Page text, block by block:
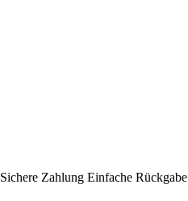
Sichere Zahlung Einfache Rückgabe